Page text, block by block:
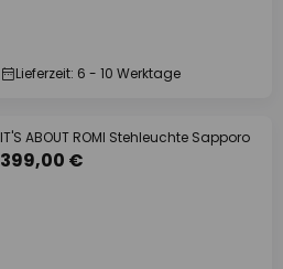
Lieferzeit: 6 - 10 Werktage
IT'S ABOUT ROMI Stehleuchte Sapporo
399,00 €